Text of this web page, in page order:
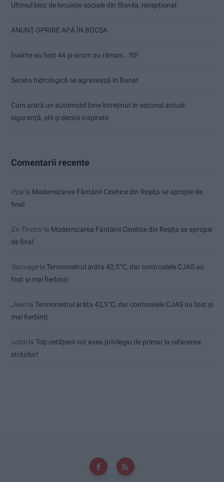
Ultimul bloc de locuințe sociale din Stavila, recepționat
ANUNŢ OPRIRE APĂ ÎN BOCȘA
Înainte au fost 44 și-acum au rămas… 50!
Seceta hidrologică se agravează în Banat
Cum arată un automobil bine întreținut în sezonul actual:
siguranță, stil și decizii inspirate
Comentarii recente
Ppa la Modernizarea Fântânii Cinetice din Reșița se apropie de
final
Ex-Tinctorla Modernizarea Fântânii Cinetice din Reșița se apropie
de final
Sauvagela Termometrul arăta 42,5°C, dar controalele CJAS au
fost și mai fierbinți
Jean la Termometrul arăta 42,5°C, dar controalele CJAS au fost și
mai fierbinți
uctmla Toți cetățenii vor avea privilegiu de primar la refacerea
străzilor!